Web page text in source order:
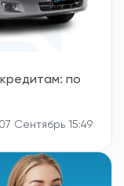
по
07 Сентябрь 15:49